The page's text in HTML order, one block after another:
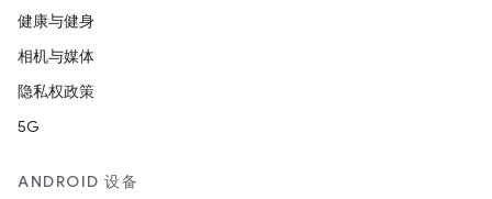
健康与健身
相机与媒体
隐私权政策
5G
ANDROID 设备